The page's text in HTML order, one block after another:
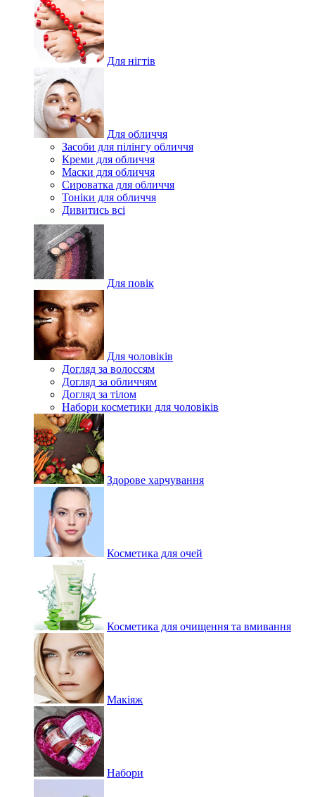
Для нігтів
Для обличчя
Засоби для пілінгу обличчя
Креми для обличчя
Маски для обличчя
Сироватка для обличчя
Тоніки для обличчя
Дивитись всі
Для повік
Для чоловіків
Догляд за волоссям
Догляд за обличчям
Догляд за тілом
Набори косметики для чоловіків
Здорове харчування
Косметика для очей
Косметика для очищення та вмивання
Макіяж
Набори